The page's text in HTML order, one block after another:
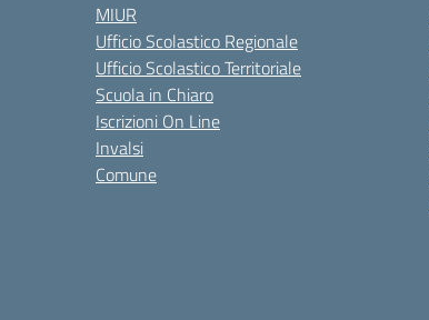
MIUR
Ufficio Scolastico Regionale
Ufficio Scolastico Territoriale
Scuola in Chiaro
Iscrizioni On Line
Invalsi
Comune